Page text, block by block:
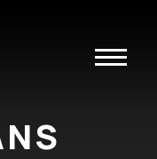
Toggle